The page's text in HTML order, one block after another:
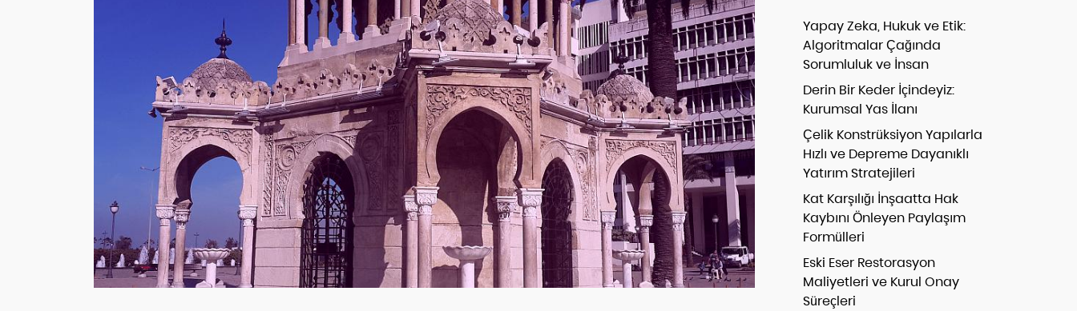
Yapay Zeka, Hukuk ve Etik:
Algoritmalar Çağında
Sorumluluk ve İnsan
Derin Bir Keder İçindeyiz:
Kurumsal Yas İlanı
Çelik Konstrüksiyon Yapılarla
Hızlı ve Depreme Dayanıklı
Yatırım Stratejileri
Kat Karşılığı İnşaatta Hak
Kaybını Önleyen Paylaşım
Formülleri
Eski Eser Restorasyon
Maliyetleri ve Kurul Onay
Süreçleri